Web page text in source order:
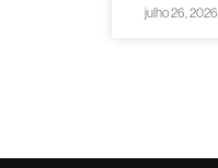
julho 26, 2026